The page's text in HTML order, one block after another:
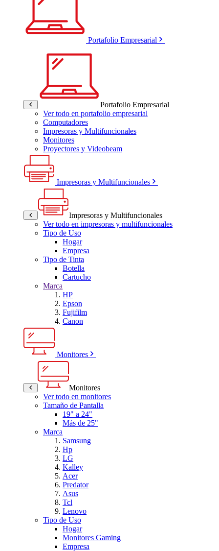
Portafolio Empresarial
Portafolio Empresarial
Ver todo en portafolio empresarial
Computadores
Impresoras y Multifuncionales
Monitores
Proyectores y Videobeam
Impresoras y Multifuncionales
Impresoras y Multifuncionales
Ver todo en impresoras y multifuncionales
Tipo de Uso
Hogar
Empresa
Tipo de Tinta
Botella
Cartucho
Marca
HP
Epson
Fujifilm
Canon
Monitores
Monitores
Ver todo en monitores
Tamaño de Pantalla
19" a 24"
Más de 25"
Marca
Samsung
Hp
LG
Kalley
Acer
Predator
Asus
Tcl
Lenovo
Tipo de Uso
Hogar
Monitores Gaming
Empresa